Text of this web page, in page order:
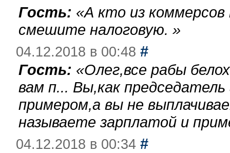
Гость: «А кто из
смешите налоговую. »
04.12.2018 в 00:48 #
Гость: «Олег,все рабы
вам п... Вы,как
примером,а вы не
называете зарплатой и
04.12.2018 в 00:34 #